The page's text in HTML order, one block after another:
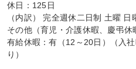
休日：125日
（内訳） 完全週休二日制 土曜
その他（育児・介護休暇、慶弔休
有給休暇：有（12～20日）（入
り）